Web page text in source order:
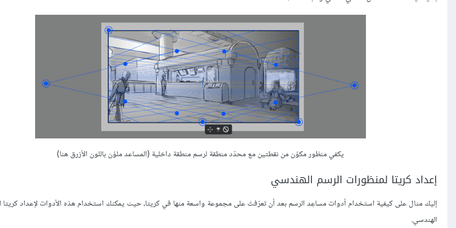
يكفي منظور مكوّن من نقطتين مع محدّد منطقة لرسم منطقة داخلية (المساعد ملوّن باللون الأزرق هنا)
إعداد كريتا لمنظورات الرسم الهندسي
إليك مثال على كيفية استخدام أدوات مساعِد الرسم بعد أن تعرّفتَ على مجموعة واسعة منها في كريتا، حيث يمكنك استخدام هذه الأدوات لإعداد كريتا
الهندسي.